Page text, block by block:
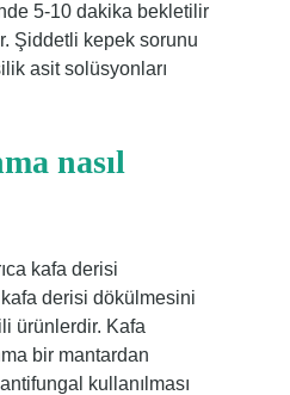
5-10 dakika bekletilir
Şiddetli kepek sorunu
asit solüsyonları
nasıl
kafa derisi
kafa derisi dökülmesini
ürünlerdir. Kafa
bir mantardan
kullanılması